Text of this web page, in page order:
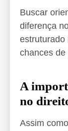
Buscar
diferença
estruturado
chances de
A
no
Assim